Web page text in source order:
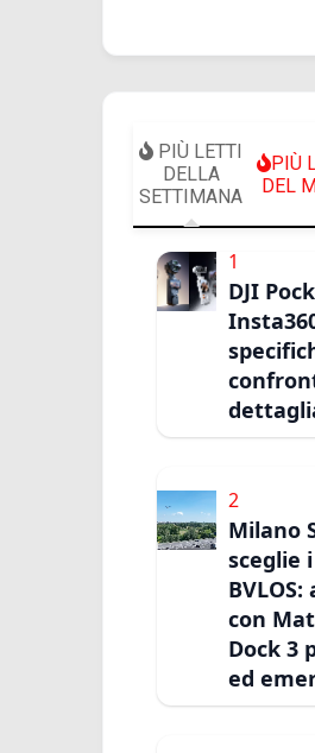
PIÙ LETTI
DELLA
SETTIMANA
PIÙ
DEL
1
DJI
2
Milano
sceglie
con
Dock 3
ed